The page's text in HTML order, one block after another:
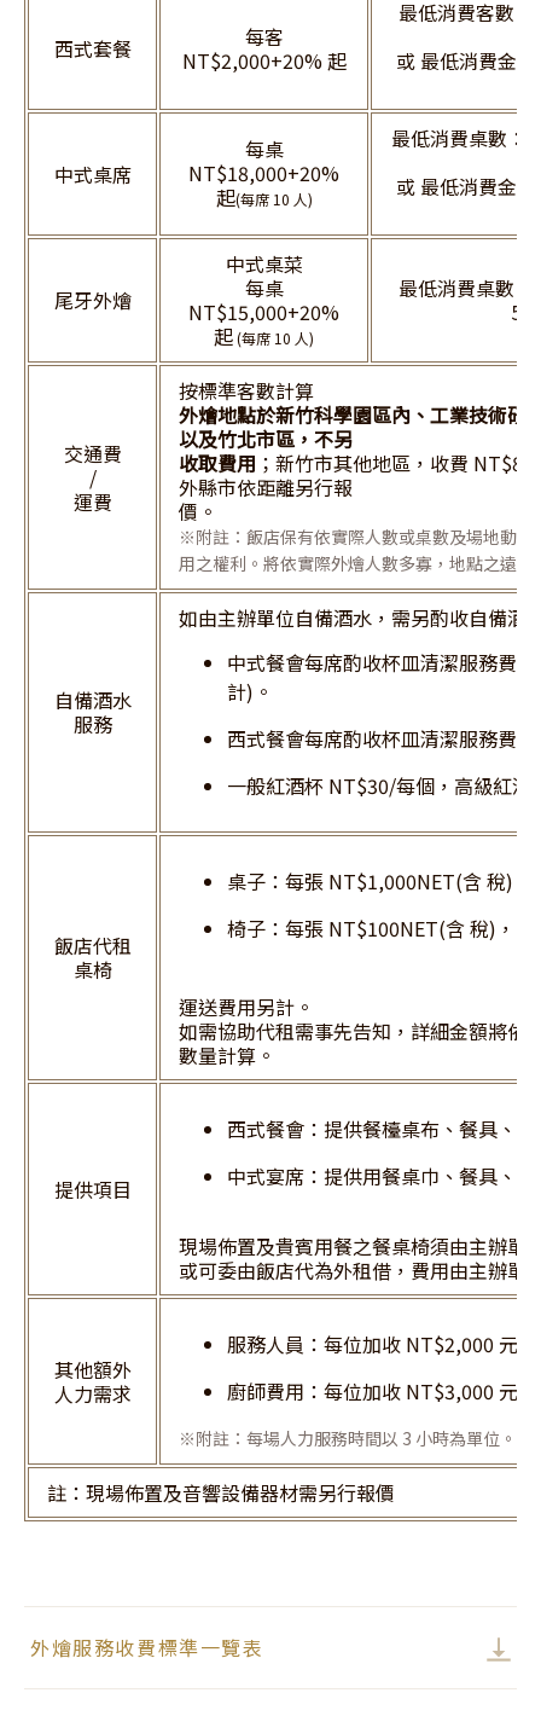
西式套餐
每客
NT$2,000+20% 起
最低消費客數
或 最低消費金
中式桌席
每桌
NT$18,000+20%
起(每席 10 人)
最低消費桌數：
或 最低消費金
尾牙外燴
中式桌菜
每桌
NT$15,000+20%
起(每席 10 人)
最低消費桌數
50
交通費
/
運費
按標準客數計算
外燴地點於新竹科學園區內、工業技術研
以及竹北市區， 不另
收取費用 ；新竹市其他地區，收費
外縣市依距離另行報
價。
※附註：飯店保有依實際人數或桌數及場地動線
用之權利。將依實際外燴人數多寡，地點之遠近
自備酒水
服務
如由主辦單位自備酒水，需另酌收自備酒
中式餐會每席酌收杯皿清潔服務費
計)。
西式餐會每席酌收杯皿清潔服務費
一般紅酒杯 NT$30/每個，高級紅
飯店代租
桌椅
桌子：每張 NT$1,000NET(含 稅)，
椅子：每張 NT$100NET(含 稅)，
運送費用另計。
如需協助代租需事先告知，詳細金額將依
數量計算。
提供項目
西式餐會：提供餐檯桌布、餐具、
中式宴席：提供用餐桌巾、餐具、
現場佈置及貴賓用餐之餐桌椅須由主辦單
或可委由飯店代為外租借，費用由主辦單
其他額外
人力需求
服務人員：每位加收 NT$2,000 元。
廚師費用：每位加收 NT$3,000 元。
※附註：每場人力服務時間以 3 小時為單位。
註：現場佈置及音響設備器材需另行報價
外燴服務收費標準一覽表